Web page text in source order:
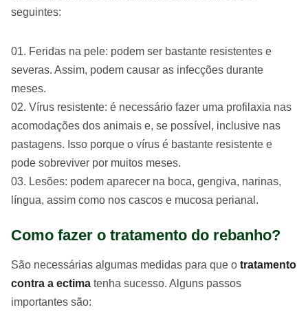
seguintes:
Feridas na pele: podem ser bastante resistentes e
severas. Assim, podem causar as infecções durante
meses.
Vírus resistente: é necessário fazer uma profilaxia nas
acomodações dos animais e, se possível, inclusive nas
pastagens. Isso porque o vírus é bastante resistente e
pode sobreviver por muitos meses.
Lesões: podem aparecer na boca, gengiva, narinas,
língua, assim como nos cascos e mucosa perianal.
Como fazer o tratamento do rebanho?
São necessárias algumas medidas para que o tratamento
contra a ectima tenha sucesso. Alguns passos
importantes são: